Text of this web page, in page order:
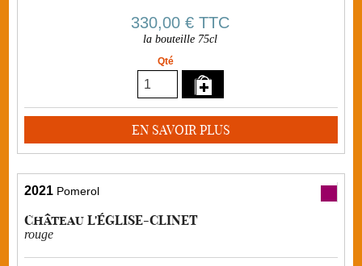
330,00 € TTC
la bouteille 75cl
Qté
EN SAVOIR PLUS
2021 Pomerol
Château L'ÉGLISE-CLINET
rouge